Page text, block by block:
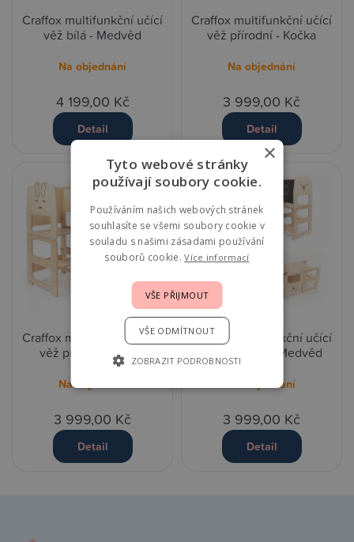
Craffox multifunkční učící
věž bílá - Medvěd
Na objednání
4 199,00 Kč
Detail
Craffox multifunkční učící
věž přírodní - Kočka
Na objednání
3 999,00 Kč
Detail
Craffox multifunkční učící
věž přírodní - Králík
Na objednání
3 999,00 Kč
Detail
Craffox multifunkční učící
věž přírodní - Medvěd
Na objednání
3 999,00 Kč
Detail
×
Tyto webové stránky
používají soubory cookie.
Používáním našich webových stránek
souhlasíte se všemi soubory cookie v
souladu s našimi zásadami používání
souborů cookie.Více informací
VŠE PŘIJMOUT
VŠE ODMÍTNOUT
ZOBRAZIT PODROBNOSTI